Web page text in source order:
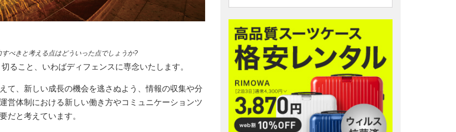
べきと考える点はどういった点でしょうか?
ること、いわばディフェンスに専念いたします。
て、新しい成長の機会を逃さぬよう、情報の収集や分
営体制における新しい働き方やコミュニケーションツ
だと考えています。